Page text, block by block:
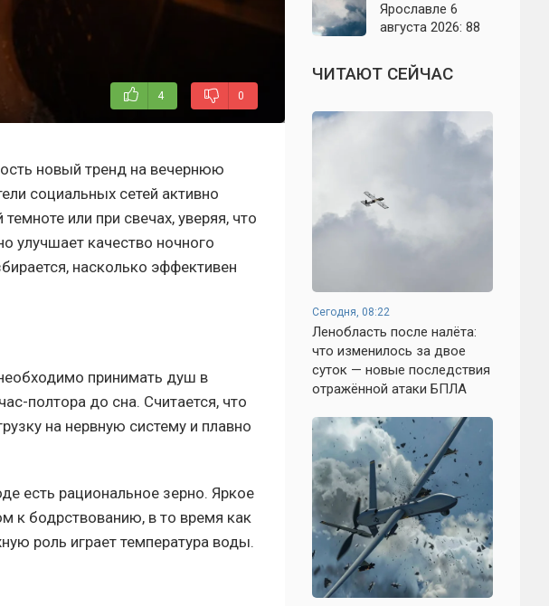
4 0
новый тренд на вечернюю
социальных сетей активно
или при свечах, уверяя, что
улучшает качество ночного
насколько эффективен
принимать душ в
полтора до сна. Считается, что
на нервную систему и плавно
есть рациональное зерно. Яркое
к бодрствованию, в то время как
роль играет температура воды.
опасными
файлами
Ярославле 6
августа 2026: 88
сгоревший дом и
перекрытый
ЧИТАЮТ СЕЙЧАС
Сегодня, 08:22
Ленобласть после налёта:
что изменилось за двое
суток — новые последствия
отражённой атаки БПЛА